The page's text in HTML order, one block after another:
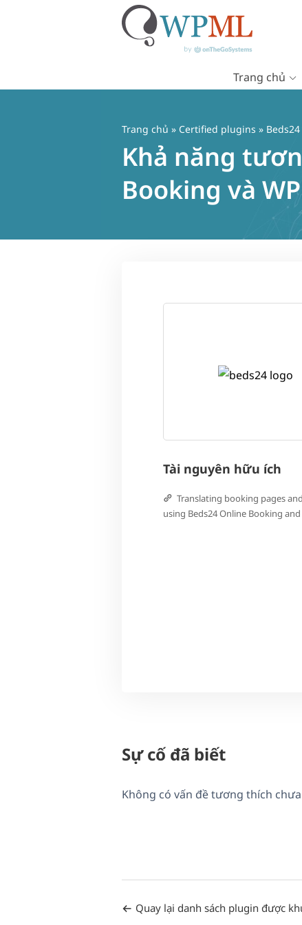
Trang chủ
Trang chủ » Certified plugins »
Khả năng
Booking và
Tài nguyên hữu ích
Translating booking pages
using Beds24 Online Booking and
Sự cố đã biết
Không có vấn đề tương thích
Quay lại danh sách plugin được